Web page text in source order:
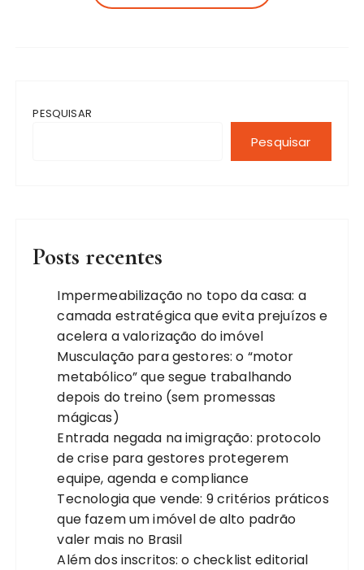
PESQUISAR
Pesquisar
Posts recentes
Impermeabilização no topo da casa: a
camada estratégica que evita prejuízos e
acelera a valorização do imóvel
Musculação para gestores: o “motor
metabólico” que segue trabalhando
depois do treino (sem promessas
mágicas)
Entrada negada na imigração: protocolo
de crise para gestores protegerem
equipe, agenda e compliance
Tecnologia que vende: 9 critérios práticos
que fazem um imóvel de alto padrão
valer mais no Brasil
Além dos inscritos: o checklist editorial